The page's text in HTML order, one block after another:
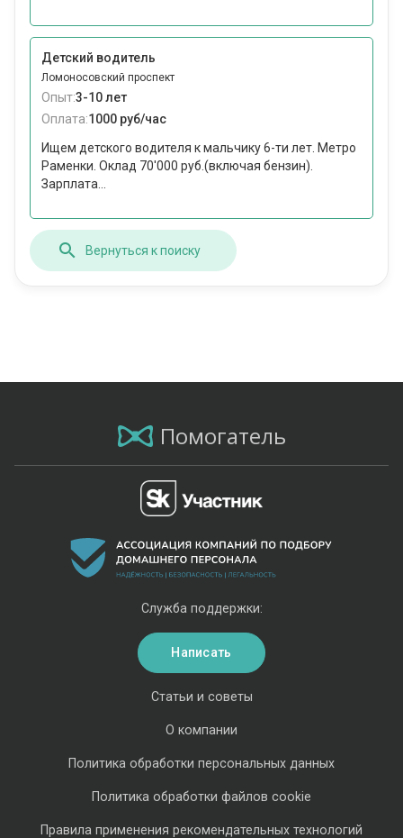
Детский водитель
Ломоносовский проспект
Опыт:3-10 лет
Оплата:1000 руб/час
Ищем детского водителя к мальчику 6-ти лет. Метро
Раменки. Оклад 70'000 руб.(включая бензин).
Зарплата...
Вернуться к поиску
Помогатель
Статьи и советы
О компании
Политика обработки персональных данных
Политика обработки файлов cookie
Правила применения рекомендательных технологий
Служба поддержки:
Написать